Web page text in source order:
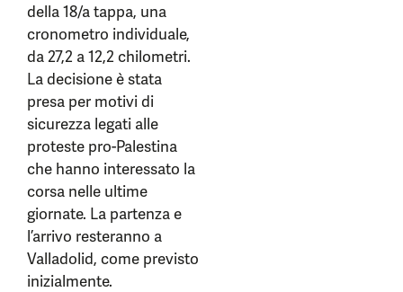
della 18/a tappa, una
cronometro individuale,
da 27,2 a 12,2 chilometri.
La decisione è stata
presa per motivi di
sicurezza legati alle
proteste pro-Palestina
che hanno interessato la
corsa nelle ultime
giornate. La partenza e
l’arrivo resteranno a
Valladolid, come previsto
inizialmente.